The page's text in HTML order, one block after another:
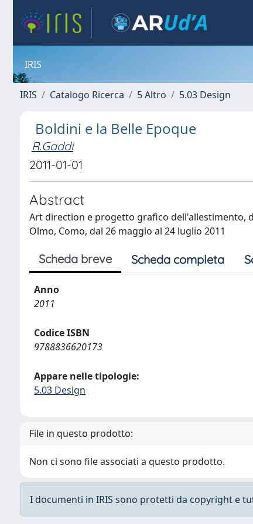
IRIS
IRIS Catalogo Ricerca 5 Altro 5.03 Design
Boldini e la Belle Epoque
R.Gaddi
2011-01-01
Abstract
Art direction e progetto grafico dell'allestimento,
Olmo, Como, dal 26 maggio al 24 luglio 2011
Scheda breve Scheda completa
Anno
2011
Codice ISBN
9788836620173
Appare nelle tipologie:
5.03 Design
File in questo prodotto:
Non ci sono file associati a questo prodotto.
I documenti in IRIS sono protetti da copyright e